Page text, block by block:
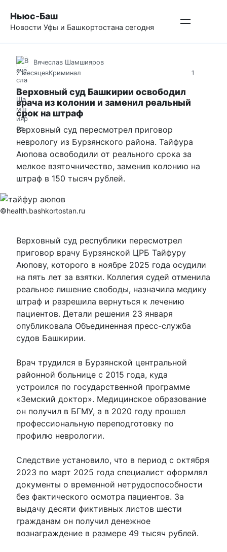
контенту
Ньюс-Баш
Новости Уфы и Башкортостана сегодня
1
Вячеслав Шамшияров
7 месяцевКриминал
Верховный суд Башкирии освободил
врача из колонии и заменил реальный
срок на штраф
Верховный суд пересмотрел приговор
неврологу из Бурзянского района. Тайфура
Аюпова освободили от реального срока за
мелкое взяточничество, заменив колонию на
штраф в 150 тысяч рублей.
©health.bashkortostan.ru
Верховный суд республики пересмотрел
приговор врачу Бурзянской ЦРБ Тайфуру
Аюпову, которого в ноябре 2025 года осудили
на пять лет за взятки. Коллегия судей отменила
реальное лишение свободы, назначила медику
штраф и разрешила вернуться к лечению
пациентов. Детали решения 23 января
опубликовала Объединенная пресс-служба
судов Башкирии.
Врач трудился в Бурзянской центральной
районной больнице с 2015 года, куда
устроился по государственной программе
«Земский доктор». Медицинское образование
он получил в БГМУ, а в 2020 году прошел
профессиональную переподготовку по
профилю неврологии.
Следствие установило, что в период с октября
2023 по март 2025 года специалист оформлял
документы о временной нетрудоспособности
без фактического осмотра пациентов. За
выдачу десяти фиктивных листов шести
гражданам он получил денежное
вознаграждение в размере 49 тысяч рублей.